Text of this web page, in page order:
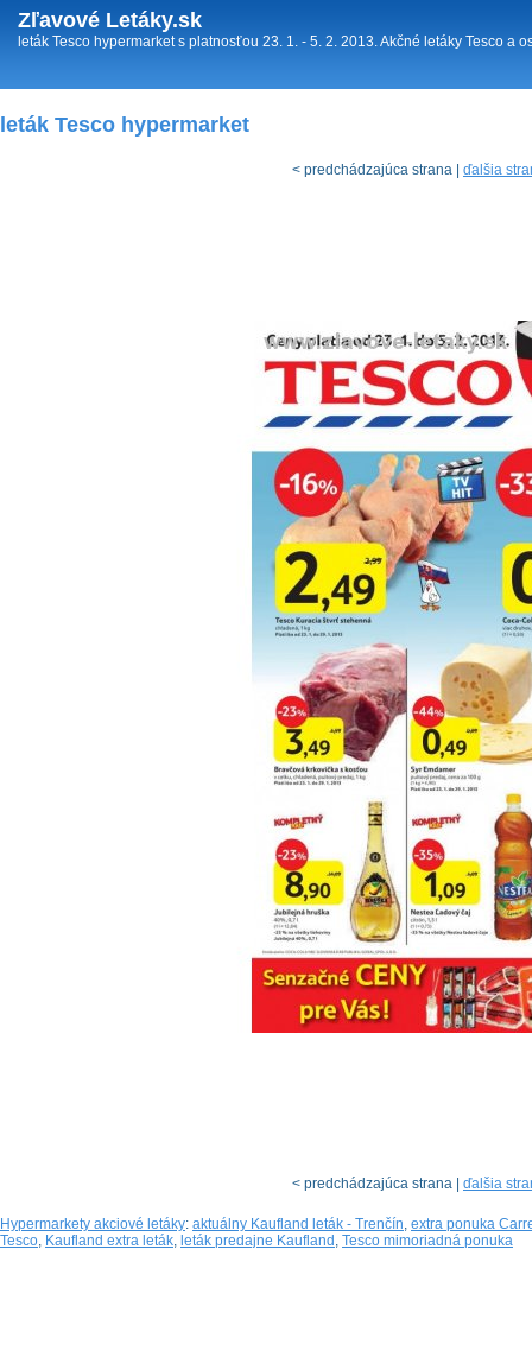
Zľavové Letáky.sk
leták Tesco hypermarket s platnosťou 23. 1. - 5. 2. 2013. Akčné letáky Tesco
leták Tesco hypermarket
< predchádzajúca strana | ďalšia
< predchádzajúca strana | ďalšia
Hypermarkety akciové letáky: aktuálny Kaufland leták - Trenčín, extra ponuka
Tesco, Kaufland extra leták, leták predajne Kaufland , Tesco mimoriadná ponuka